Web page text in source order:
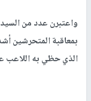
واعتبرن عدد من
بمعاقبة المتحرشين
الذي حظي به اللاعب